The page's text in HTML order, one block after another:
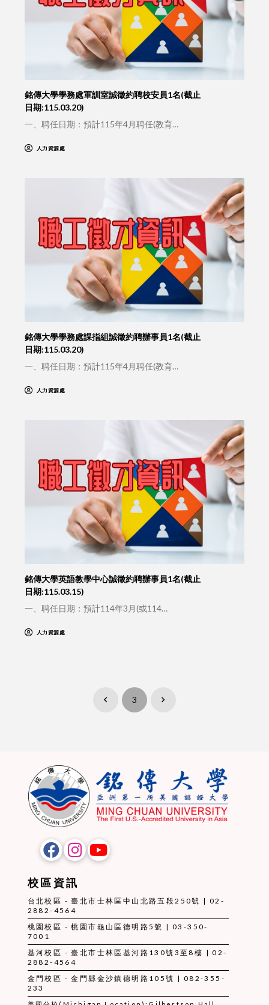
銘傳大學學務處軍訓室誠徵約聘校安員1名(截止
日期:115.03.20)
一、聘任日期：預計115年4月聘任(教育…
人力資源處
銘傳大學學務處課指組誠徵約聘辦事員1名(截止
日期:115.03.20)
一、聘任日期：預計115年4月聘任(教育…
人力資源處
銘傳大學英語教學中心誠徵約聘辦事員1名(截止
日期:115.03.15)
一、聘任日期：預計114年3月(或114…
人力資源處
Prev 3 Next
校區資訊
台北校區 - 臺北市士林區中山北路五段250號 | 02-
2882-4564
桃園校區 - 桃園市龜山區德明路5號 | 03-350-
7001
基河校區 - 臺北市士林區基河路130號3至8樓 | 02-
2882-4564
金門校區 - 金門縣金沙鎮德明路105號 | 082-355-
233